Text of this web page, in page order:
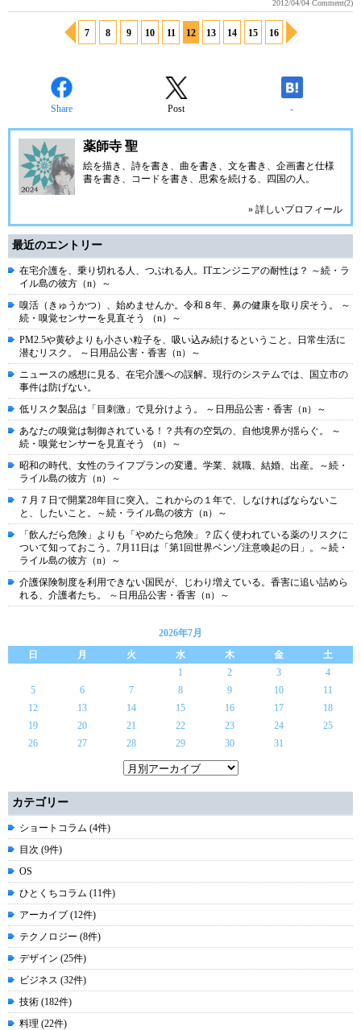
2012/04/04 Comment(2)
7 8 9 10 11 12 13 14 15 16
Share Post -
薬師寺 聖
絵を描き、詩を書き、曲を書き、文を書き、企画書と仕様
書を書き、コードを書き、思索を続ける、四国の人。
» 詳しいプロフィール
最近のエントリー
在宅介護を、乗り切れる人、つぶれる人。ITエンジニアの耐性は？ ～続・ラ
イル島の彼方（n）～
嗅活（きゅうかつ）、始めませんか。令和８年、鼻の健康を取り戻そう。 ～
続・嗅覚センサーを見直そう （n）～
PM2.5や黄砂よりも小さい粒子を、吸い込み続けるということ。日常生活に
潜むリスク。 ～日用品公害・香害（n）～
ニュースの感想に見る、在宅介護への誤解。現行のシステムでは、国立市の
事件は防げない。
低リスク製品は「目刺激」で見分けよう。 ～日用品公害・香害（n）～
あなたの嗅覚は制御されている！？共有の空気の、自他境界が揺らぐ。 ～
続・嗅覚センサーを見直そう （n）～
昭和の時代、女性のライフプランの変遷。学業、就職、結婚、出産。～続・
ライル島の彼方（n）～
７月７日で開業28年目に突入。これからの１年で、しなければならないこ
と、したいこと。～続・ライル島の彼方（n）～
「飲んだら危険」よりも「やめたら危険」？広く使われている薬のリスクに
ついて知っておこう。7月11日は「第1回世界ベンゾ注意喚起の日」。～続・
ライル島の彼方（n）～
介護保険制度を利用できない国民が、じわり増えている。香害に追い詰めら
れる、介護者たち。 ～日用品公害・香害（n）～
2026年7月
日
月 火 水 木 金
土
1
2 3
4
5
6 7 8 9 10
11
12
13 14 15 16 17
18
19
20 21 22 23 24
25
26
27 28 29 30 31
カテゴリー
ショートコラム (4件)
目次 (9件)
OS
ひとくちコラム (11件)
アーカイブ (12件)
テクノロジー (8件)
デザイン (25件)
ビジネス (32件)
技術 (182件)
料理 (22件)